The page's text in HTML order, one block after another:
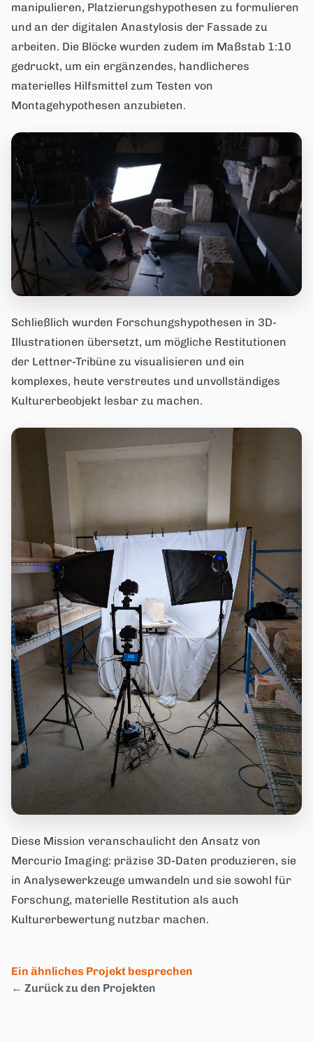
manipulieren, Platzierungshypothesen zu formulieren
und an der digitalen Anastylosis der Fassade zu
arbeiten. Die Blöcke wurden zudem im Maßstab 1:10
gedruckt, um ein ergänzendes, handlicheres
materielles Hilfsmittel zum Testen von
Montagehypothesen anzubieten.
Schließlich wurden Forschungshypothesen in 3D-
Illustrationen übersetzt, um mögliche Restitutionen
der Lettner-Tribüne zu visualisieren und ein
komplexes, heute verstreutes und unvollständiges
Kulturerbeobjekt lesbar zu machen.
Diese Mission veranschaulicht den Ansatz von
Mercurio Imaging: präzise 3D-Daten produzieren, sie
in Analysewerkzeuge umwandeln und sie sowohl für
Forschung, materielle Restitution als auch
Kulturerbewertung nutzbar machen.
Ein ähnliches Projekt besprechen
← Zurück zu den Projekten